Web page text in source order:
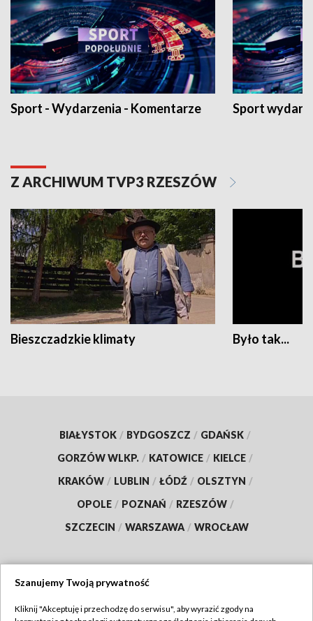
Sport - Wydarzenia - Komentarze Sport
Z ARCHIWUM TVP3 RZESZÓW
Bieszczadzkie klimaty Było tak...
BIAŁYSTOK / BYDGOSZCZ / GDAŃSK /
GORZÓW WLKP. / KATOWICE / KIELCE /
KRAKÓW / LUBLIN / ŁÓDŹ / OLSZTYN /
OPOLE / POZNAŃ / RZESZÓW /
SZCZECIN / WARSZAWA / WROCŁAW
Szanujemy Twoją prywatność
Kliknij "Akceptuję i przechodzę do serwisu", aby wyrazić zgody na